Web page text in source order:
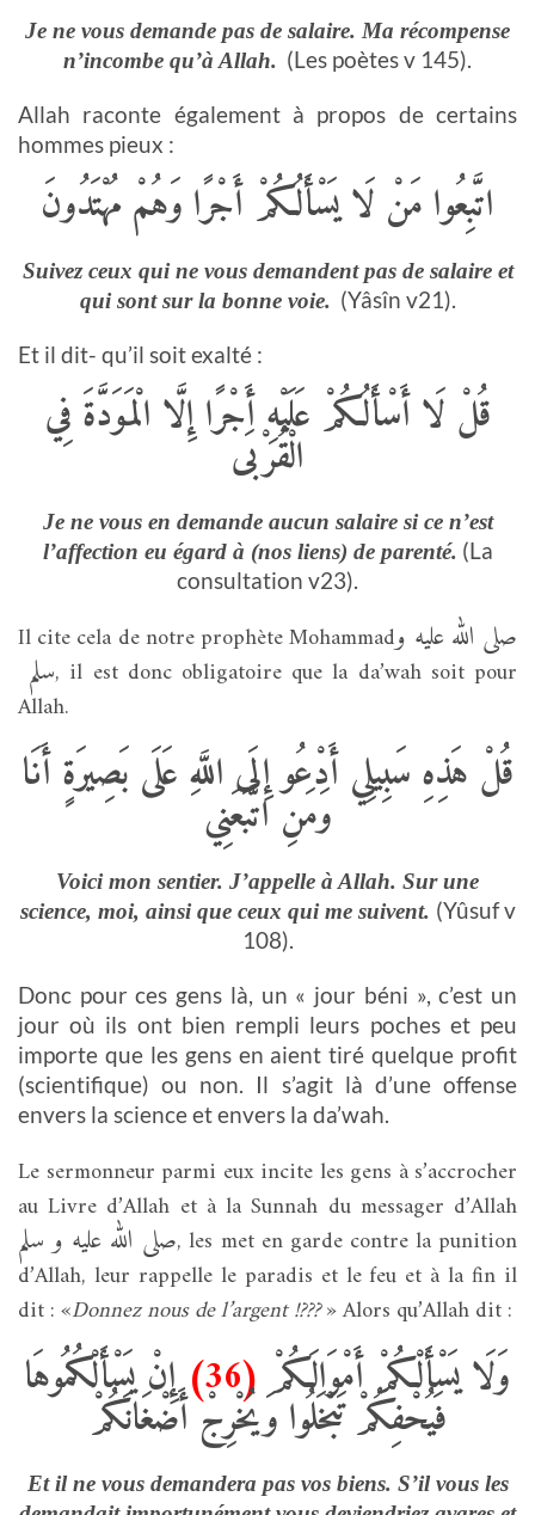
Je ne vous demande pas de salaire. Ma récompense
n’incombe qu’à Allah. (Les poètes v 145).
Allah raconte également à propos de certains
hommes pieux :
اتَّبِعُوا مَنْ لَا يَسْأَلُكُمْ أَجْرًا وَهُمْ مُهْتَدُونَ
Suivez ceux qui ne vous demandent pas de salaire et
qui sont sur la bonne voie. (Yâsîn v21).
Et il dit- qu’il soit exalté :
قُلْ لَا أَسْأَلُكُمْ عَلَيْهِ أَجْرًا إِلَّا الْمَوَدَّةَ فِي
الْقُرْبَى
Je ne vous en demande aucun salaire si ce n’est
l’affection eu égard à (nos liens) de parenté. (La
consultation v23).
Il cite cela de notre prophète Mohammadصلى الله عليه و
سلم, il est donc obligatoire que la da’wah soit pour
Allah.
قُلْ هَذِهِ سَبِيلِي أَدْعُو إِلَى اللَّهِ عَلَى بَصِيرَةٍ أَنَا
وَمَنِ اتَّبَعَنِي
Voici mon sentier. J’appelle à Allah. Sur une
science, moi, ainsi que ceux qui me suivent. (Yûsuf v
108).
Donc pour ces gens là, un « jour béni », c’est un
jour où ils ont bien rempli leurs poches et peu
importe que les gens en aient tiré quelque profit
(scientifique) ou non. Il s’agit là d’une offense
envers la science et envers la da’wah.
Le sermonneur parmi eux incite les gens à s’accrocher
au Livre d’Allah et à la Sunnah du messager d’Allah
صلى الله عليه و سلم, les met en garde contre la punition
d’Allah, leur rappelle le paradis et le feu et à la fin il
dit : «Donnez nous de l’argent !???» Alors qu’Allah dit :
وَلَا يَسْأَلْكُمْ أَمْوَالَكُمْ(36) إِنْ يَسْأَلْكُمُوهَا
فَيُحْفِكُمْ تَبْخَلُوا وَيُخْرِجْ أَضْغَانَكُمْ
Et il ne vous demandera pas vos biens. S’il vous les